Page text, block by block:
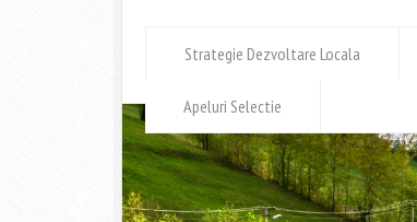
Strategie Dezvoltare Locala
Apeluri Selectie